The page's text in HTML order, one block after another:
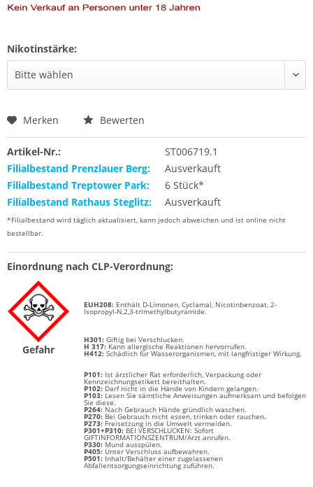
Nikotinstärke:
Merken Bewerten
Artikel-Nr.:
ST006719.1
Filialbestand Prenzlauer Berg:
Ausverkauft
Filialbestand Treptower Park:
6 Stück*
Filialbestand Rathaus Steglitz:
Ausverkauft
*Filialbestand wird täglich aktualisiert, kann jedoch abweichen und ist online nicht
bestellbar.
Einordnung nach CLP-Verordnung:
Gefahr
EUH208: Enthält D-Limonen, Cyclamal, Nicotinbenzoat, 2-
Isopropyl-N,2,3-trimethylbutyramide.
H301: Giftig bei Verschlucken.
H 317: Kann allergische Reaktionen hervorrufen.
H412: Schädlich für Wasserorganismen, mit langfristiger Wirkung.
P101: Ist ärztlicher Rat erforderlich, Verpackung oder
Kennzeichnungsetikett bereithalten.
P102: Darf nicht in die Hände von Kindern gelangen.
P103: Lesen Sie sämtliche Anweisungen aufmerksam und befolgen
Sie diese.
P264: Nach Gebrauch Hände gründlich waschen.
P270: Bei Gebrauch nicht essen, trinken oder rauchen.
P273: Freisetzung in die Umwelt vermeiden.
P301+P310: BEI VERSCHLUCKEN: Sofort
GIFTINFORMATIONSZENTRUM/Arzt anrufen.
P330: Mund ausspülen.
P405: Unter Verschluss aufbewahren.
P501: Inhalt/Behälter einer zugelassenen
Abfallentsorgungseinrichtung zuführen.